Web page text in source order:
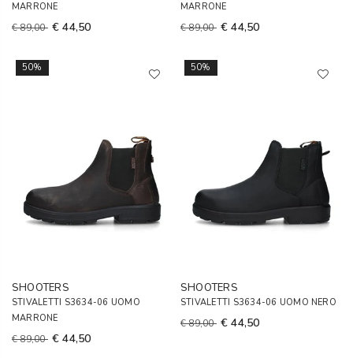
MARRONE
€ 89,00 € 44,50
MARRONE
€ 89,00 € 44,50
50%
SHOOTERS
STIVALETTI S3634-06 UOMO
MARRONE
€ 89,00 € 44,50
50%
SHOOTERS
STIVALETTI S3634-06 UOMO NERO
€ 89,00 € 44,50